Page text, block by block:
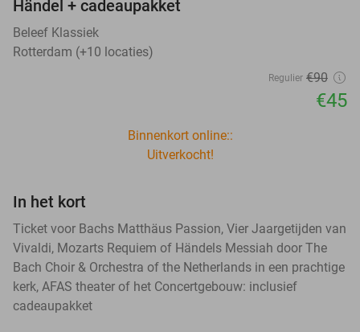
Händel + cadeaupakket
Beleef Klassiek
Rotterdam (+10 locaties)
Regulier €90
€45
Binnenkort online::
Uitverkocht!
In het kort
Ticket voor Bachs Matthäus Passion, Vier Jaargetijden van
Vivaldi, Mozarts Requiem of Händels Messiah door The
Bach Choir & Orchestra of the Netherlands in een prachtige
kerk, AFAS theater of het Concertgebouw: inclusief
cadeaupakket